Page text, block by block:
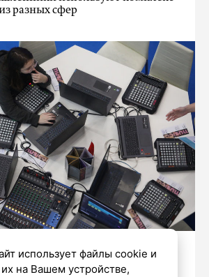
разных сфер
«Петербургский
использует файлы cookie и
на Вашем устройстве,